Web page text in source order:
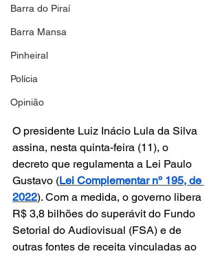
Barra do Piraí
Barra Mansa
Pinheiral
Polícia
Opinião
O presidente Luiz Inácio Lula da Silva
assina, nesta quinta-feira (11), o
decreto que regulamenta a Lei Paulo
Gustavo (Lei Complementar nº 195, de
2022). Com a medida, o governo libera
R$ 3,8 bilhões do superávit do Fundo
Setorial do Audiovisual (FSA) e de
outras fontes de receita vinculadas ao